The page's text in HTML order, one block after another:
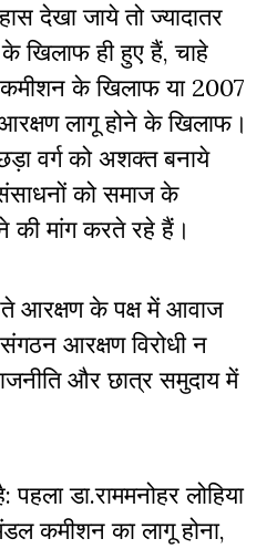
देखा जाये तो ज्यादातर
खिलाफ ही हुए हैं, चाहे
के खिलाफ या 2007
लागू होने के खिलाफ।
वर्ग को अशक्त बनाये
को समाज के
की मांग करते रहे हैं।
के पक्ष में आवाज
आरक्षण विरोधी न
और छात्र समुदाय में
डा.राममनोहर लोहिया
कमीशन का लागू होना,